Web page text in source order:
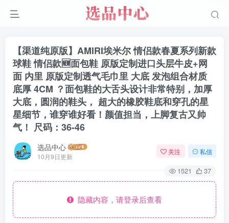
【渠道纯原版】AMIRI埃米尔 情侣款春夏系列新款
球鞋 情侣款🆕面包鞋 原版定制进口头层牛皮+网
面 内里 原版定制透气毛巾里 大底 发泡组合材质
底厚 4CM ？面包鞋的大舌头设计非常特别，加厚
大底，圆润的鞋头， 超大的橡胶鞋底和穿孔的星
星细节，谁穿谁好看！颜值担当，上脚复古又帅
气！ 尺码：36-46
选品中心
10月9日更新
关注 私信
1521 37
隐藏内容，请登录后查看